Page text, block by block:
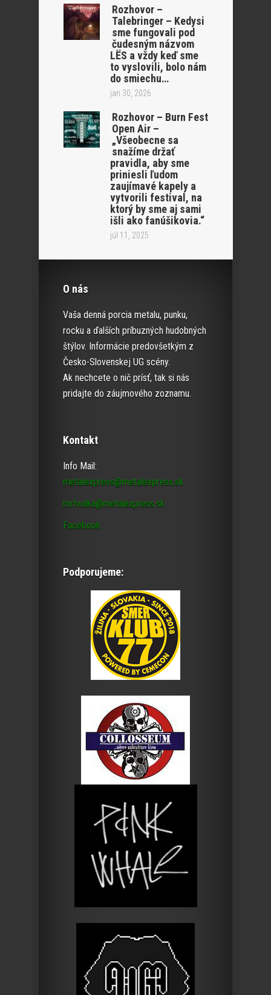
Rozhovor –
Talebringer – Kedysi
sme fungovali pod
čudesným názvom
LËS a vždy keď sme
to vyslovili, bolo nám
do smiechu…
jan 30, 2026
Rozhovor – Burn Fest
Open Air –
„Všeobecne sa
snažíme držať
pravidla, aby sme
priniesli ľudom
zaujímavé kapely a
vytvorili festival, na
ktorý by sme aj sami
išli ako fanúšikovia.“
júl 11, 2025
O nás
Vaša denná porcia metalu, punku,
rocku a ďalších príbuzných hudobných
štýlov. Informácie predovšetkým z
Česko-Slovenskej UG scény.
Ak nechcete o nič prísť, tak si nás
pridajte do záujmového zoznamu.
Kontakt
Info Mail:
metalexpress@metalexpress.sk
mrtvolka@metalexpress.sk
Facebook
Podporujeme: